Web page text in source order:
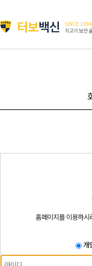
터보백신
SINCE 1994
최고의 보안
홈페이지를 이용하
개